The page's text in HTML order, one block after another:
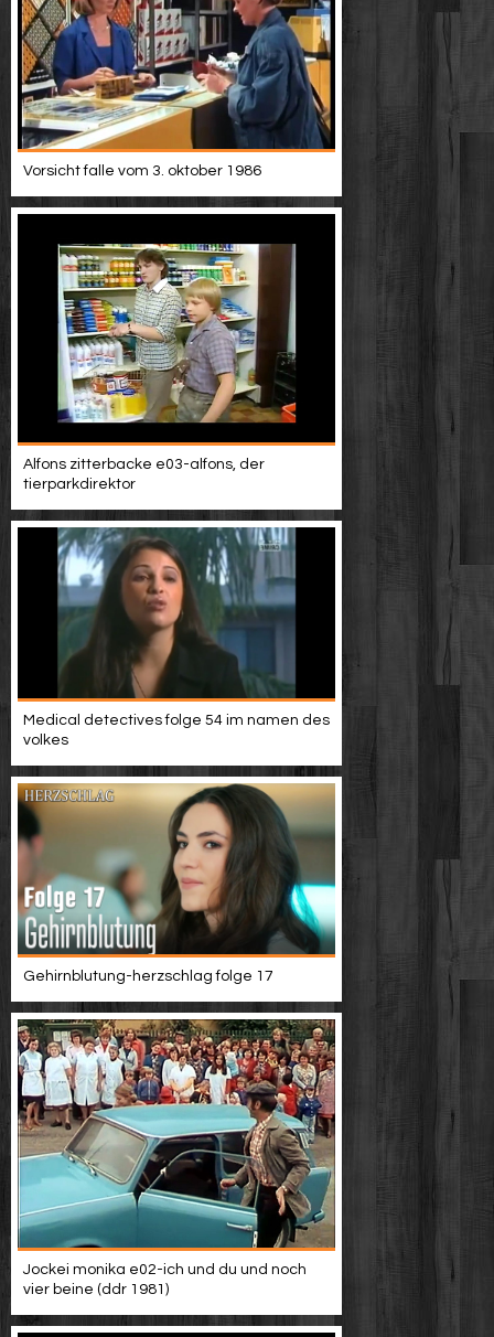
Vorsicht falle vom 3. oktober 1986
Alfons zitterbacke e03-alfons, der
tierparkdirektor
Medical detectives folge 54 im namen des
volkes
Gehirnblutung-herzschlag folge 17
Jockei monika e02-ich und du und noch
vier beine (ddr 1981)